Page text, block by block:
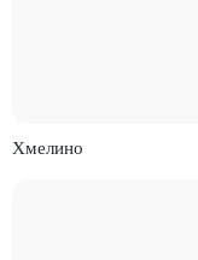
Хмелино